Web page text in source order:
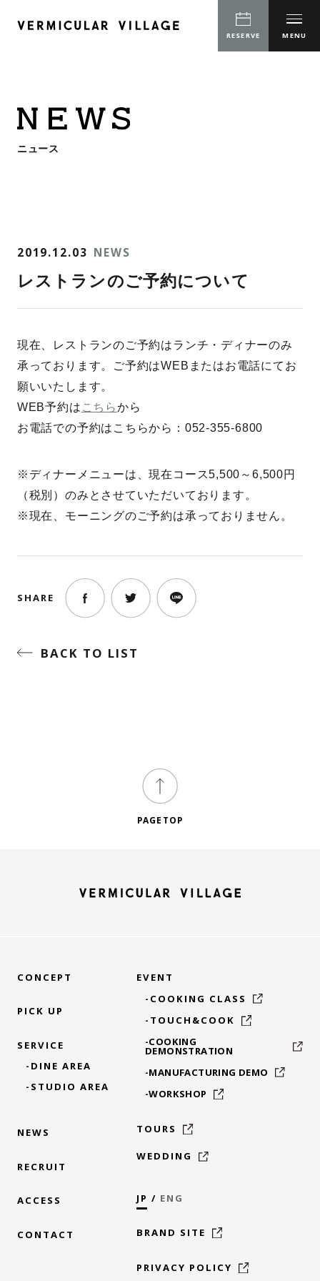
RESERVE
CLOSE
MENU
CONCEPT
TOUCH&COOK
COOKINGDEMONSTRATION
MANUFACTURING DEMO
TOURS
JP ENG
COOKING CLASS
COOKING DEMONSTRATION
WORKSHOP
ニュース
BACK TO LIST
2019.12.03 NEWS
レストランのご予約について
現在、レストランのご予約はランチ・ディナーのみ
承っております。ご予約はWEBまたはお電話にてお
願いいたします。
WEB予約は こちらから
お電話での予約はこちらから：052-355-6800
※ディナーメニューは、現在コース5,500～6,500円
（税別）のみとさせていただいております。
※現在、モーニングのご予約は承っておりません。
SHARE
CONCEPT
PICK UP
SERVICE
-DINE AREA
-STUDIO AREA
NEWS
RECRUIT
ACCESS
CONTACT
EVENT
-COOKING CLASS
-TOUCH&COOK
-COOKING
DEMONSTRATION
-MANUFACTURING DEMO
-WORKSHOP
TOURS
WEDDING
JP / ENG
BRAND SITE
PRIVACY POLICY
PAGETOP